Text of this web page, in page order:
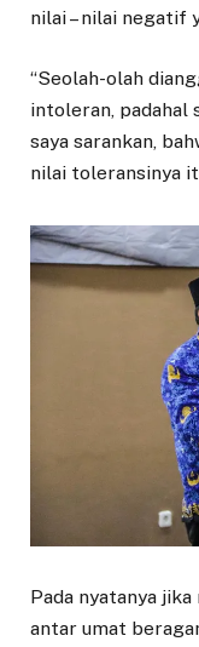
nilai – nilai negatif
“Seolah-olah
intoleran, padahal
saya sarankan,
nilai toleransinya
Pada nyatanya
antar umat